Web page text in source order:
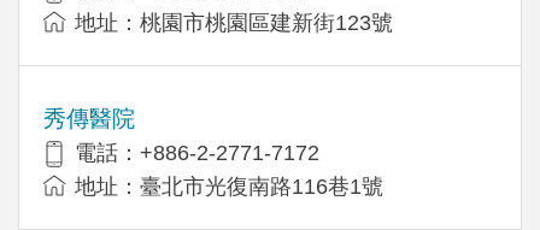
地址：桃園市桃園區建新街123號
秀傳醫院
電話：+886-2-2771-7172
地址：臺北市光復南路116巷1號